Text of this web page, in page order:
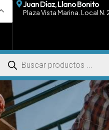
Juan Díaz, Llano Bonito
Plaza Vista Marina. Local N.